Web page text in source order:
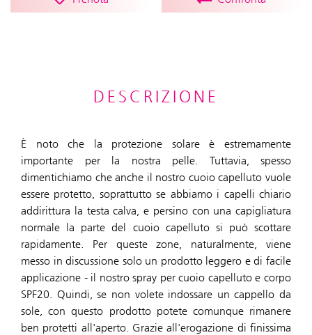
DESCRIZIONE
È noto che la protezione solare è estremamente
importante per la nostra pelle. Tuttavia, spesso
dimentichiamo che anche il nostro cuoio capelluto vuole
essere protetto, soprattutto se abbiamo i capelli chiario
addirittura la testa calva, e persino con una capigliatura
normale la parte del cuoio capelluto si può scottare
rapidamente. Per queste zone, naturalmente, viene
messo in discussione solo un prodotto leggero e di facile
applicazione - il nostro spray per cuoio capelluto e corpo
SPF20. Quindi, se non volete indossare un cappello da
sole, con questo prodotto potete comunque rimanere
ben protetti all'aperto. Grazie all'erogazione di finissima